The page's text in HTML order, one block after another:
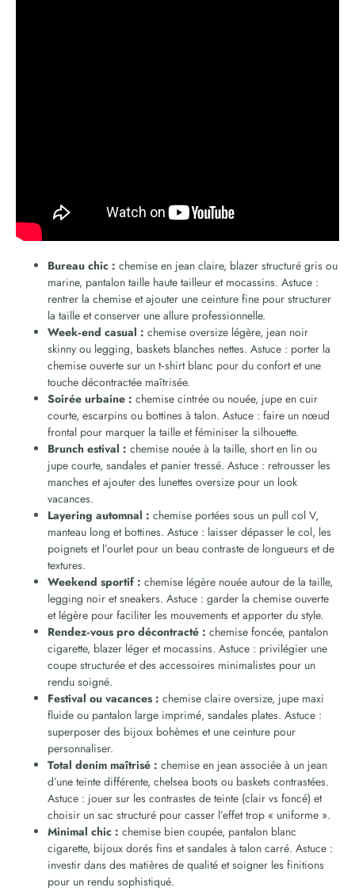
Bureau chic : chemise en jean claire, blazer structuré gris ou
marine, pantalon taille haute tailleur et mocassins. Astuce :
rentrer la chemise et ajouter une ceinture fine pour structurer
la taille et conserver une allure professionnelle.
Week‑end casual : chemise oversize légère, jean noir
skinny ou legging, baskets blanches nettes. Astuce : porter la
chemise ouverte sur un t‑shirt blanc pour du confort et une
touche décontractée maîtrisée.
Soirée urbaine : chemise cintrée ou nouée, jupe en cuir
courte, escarpins ou bottines à talon. Astuce : faire un nœud
frontal pour marquer la taille et féminiser la silhouette.
Brunch estival : chemise nouée à la taille, short en lin ou
jupe courte, sandales et panier tressé. Astuce : retrousser les
manches et ajouter des lunettes oversize pour un look
vacances.
Layering automnal : chemise portées sous un pull col V,
manteau long et bottines. Astuce : laisser dépasser le col, les
poignets et l’ourlet pour un beau contraste de longueurs et de
textures.
Weekend sportif : chemise légère nouée autour de la taille,
legging noir et sneakers. Astuce : garder la chemise ouverte
et légère pour faciliter les mouvements et apporter du style.
Rendez‑vous pro décontracté : chemise foncée, pantalon
cigarette, blazer léger et mocassins. Astuce : privilégier une
coupe structurée et des accessoires minimalistes pour un
rendu soigné.
Festival ou vacances : chemise claire oversize, jupe maxi
fluide ou pantalon large imprimé, sandales plates. Astuce :
superposer des bijoux bohèmes et une ceinture pour
personnaliser.
Total denim maîtrisé : chemise en jean associée à un jean
d’une teinte différente, chelsea boots ou baskets contrastées.
Astuce : jouer sur les contrastes de teinte (clair vs foncé) et
choisir un sac structuré pour casser l’effet trop « uniforme ».
Minimal chic : chemise bien coupée, pantalon blanc
cigarette, bijoux dorés fins et sandales à talon carré. Astuce :
investir dans des matières de qualité et soigner les finitions
pour un rendu sophistiqué.